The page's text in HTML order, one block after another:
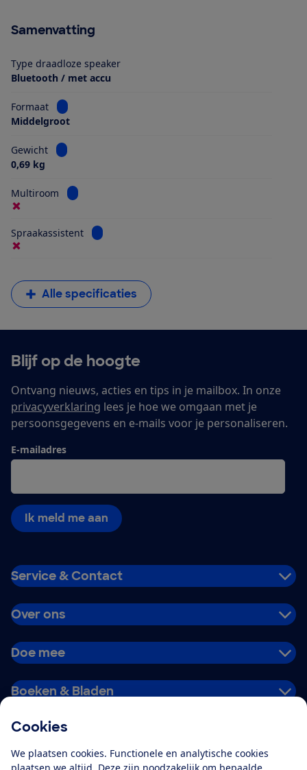
Cookies
We plaatsen cookies. Functionele en analytische cookies
Samenvatting
Type draadloze speaker
Bluetooth / met accu
Formaat
Bekijk informatie voor Formaat
Middelgroot
Gewicht
Bekijk informatie voor Gewicht
0,69 kg
Multiroom Bekijk informatie voor Multiroom
Spraakassistent Bekijk informatie voor Spraakassistent
Alle specificaties
Blijf op de hoogte
Ontvang nieuws, acties en tips in je mailbox. In onze
privacyverklaring lees je hoe we omgaan met je
persoonsgegevens en e-mails voor je personaliseren.
E-mailadres
Ik meld me aan
Service & Contact
Over ons
Doe mee
Boeken & Bladen